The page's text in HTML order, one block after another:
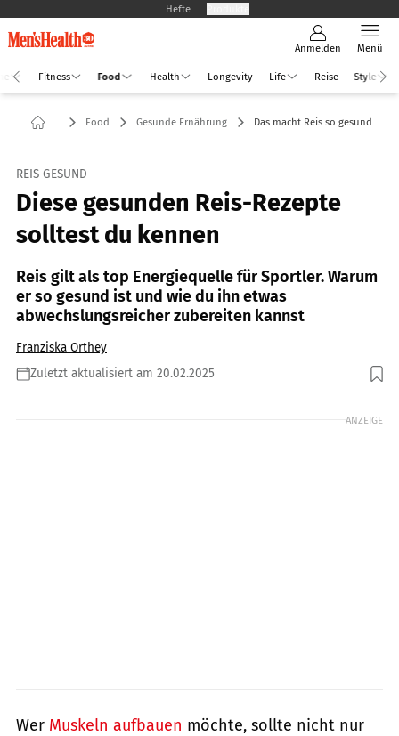
Hefte
Anmelden Menü
Fitness Food Health Longevity Life Reise Style
Food Gesunde Ernährung Das macht Reis so gesund
REIS GESUND
Diese gesunden Reis-Rezepte
solltest du kennen
Reis gilt als top Energiequelle für Sportler. Warum
er so gesund ist und wie du ihn etwas
abwechslungsreicher zubereiten kannst
Franziska Orthey
Zuletzt aktualisiert am 20.02.2025
Foto: Shutterstock.com/Pixel-Shot
ANZEIGE
Wer Muskeln aufbauen möchte, sollte nicht nur